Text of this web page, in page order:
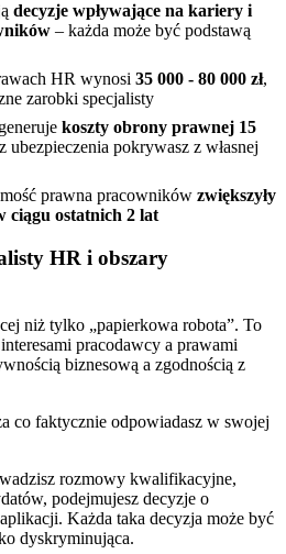
decyzje wpływające na kariery i
– każda może być podstawą
HR wynosi 35 000 - 80 000 zł,
zarobki specjalisty
koszty obrony prawnej 15
ubezpieczenia pokrywasz z własnej
prawna pracowników zwiększyły
ciągu ostatnich 2 lat
HR i obszary
niż tylko „papierkowa robota”. To
pracodawcy a prawami
biznesową a zgodnością z
co faktycznie odpowiadasz w swojej
rozmowy kwalifikacyjne,
podejmujesz decyzje o
Każda taka decyzja może być
dyskryminująca.